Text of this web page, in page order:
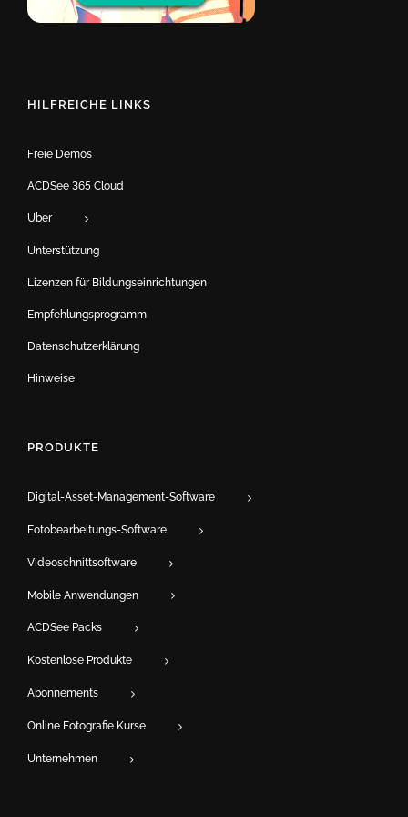
HILFREICHE LINKS
Freie Demos
ACDSee 365 Cloud
Über
Unterstützung
Lizenzen für Bildungseinrichtungen
Empfehlungsprogramm
Datenschutzerklärung
Hinweise
PRODUKTE
Digital-Asset-Management-Software
Fotobearbeitungs-Software
Videoschnittsoftware
Mobile Anwendungen
ACDSee Packs
Kostenlose Produkte
Abonnements
Online Fotografie Kurse
Unternehmen